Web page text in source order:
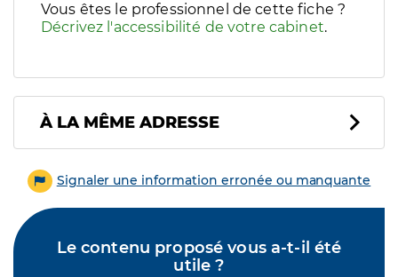
Vous êtes le professionnel de cette fiche ?
Décrivez l'accessibilité de votre cabinet.
À LA MÊME ADRESSE
Signaler une information erronée ou manquante
Le contenu proposé vous a-t-il été
utile ?